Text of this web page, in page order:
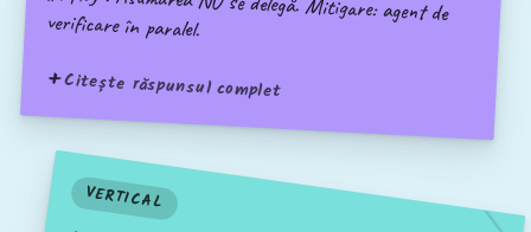
verificare în paralel.
Citește răspunsul complet
VERTICAL